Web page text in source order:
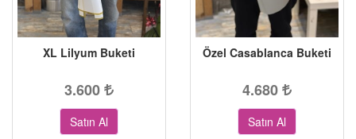
XL Lilyum Buketi
3.600
Satın Al
Özel Casablanca Buketi
4.680
Satın Al